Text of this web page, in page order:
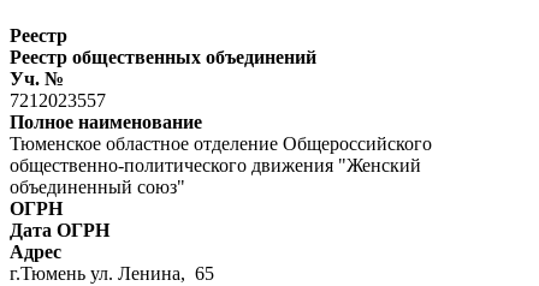
Реестр
Реестр общественных объединений
Уч. №
7212023557
Полное наименование
Тюменское областное отделение Общероссийского
общественно-политического движения "Женский
объединенный союз"
ОГРН
Дата ОГРН
Адрес
г.Тюмень ул. Ленина, 65